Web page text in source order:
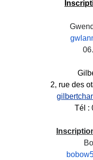
2, rue des
Tél :